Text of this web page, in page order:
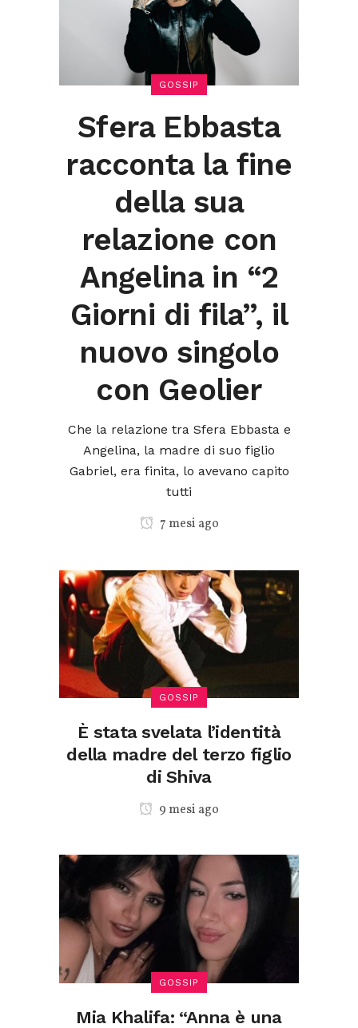
GOSSIP
Sfera Ebbasta
racconta la fine
della sua
relazione con
Angelina in “2
Giorni di fila”, il
nuovo singolo
con Geolier
Che la relazione tra Sfera Ebbasta e
Angelina, la madre di suo figlio
Gabriel, era finita, lo avevano capito
tutti
7 mesi ago
GOSSIP
È stata svelata l’identità
della madre del terzo figlio
di Shiva
9 mesi ago
GOSSIP
Mia Khalifa: “Anna è una